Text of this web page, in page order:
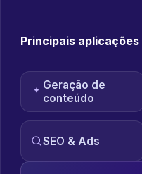
Principais aplicações
Geração de
conteúdo
SEO & Ads